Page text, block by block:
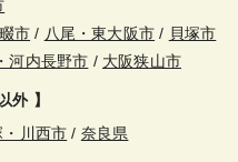
市 / 八尾・東大阪市 / 貝塚市
河内長野市 / 大阪狭山市
外 】
・川西市 / 奈良県